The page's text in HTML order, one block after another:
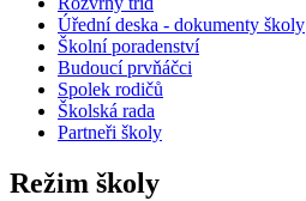
Úřední deska - dokumenty školy
Školní poradenství
Budoucí prvňáčci
Spolek rodičů
Školská rada
Partneři školy
Režim školy